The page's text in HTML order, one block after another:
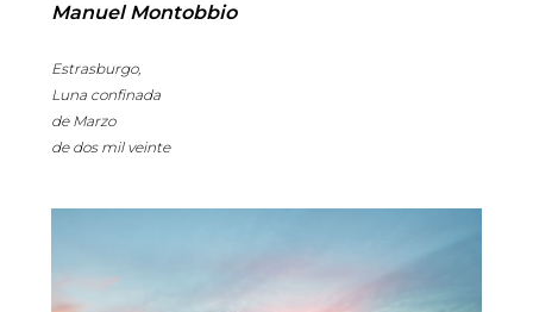
Manuel Montobbio
Estrasburgo,
Luna confinada
de Marzo
de dos mil veinte